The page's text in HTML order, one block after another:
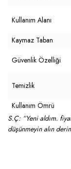
Kullanım Alanı
Kaymaz Taban
Güvenlik Özelliği
Temizlik
Kullanım Ömrü
S.Ç: “Yeni aldım.
düşünmeyin alın